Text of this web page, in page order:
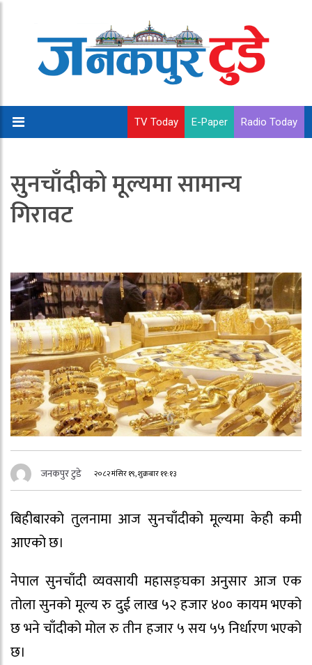
TV Today E-Paper Radio Today
सुनचाँदीको मूल्यमा सामान्य
गिरावट
जनकपुर टुडे २०८२ मंसिर १९, शुक्रबार ११:१३
बिहीबारको तुलनामा आज सुनचाँदीको मूल्यमा केही कमी
आएको छ।
नेपाल सुनचाँदी व्यवसायी महासङ्घका अनुसार आज एक
तोला सुनको मूल्य रु दुई लाख ५२ हजार ४०० कायम भएको
छ भने चाँदीको मोल रु तीन हजार ५ सय ५५ निर्धारण भएको
छ।